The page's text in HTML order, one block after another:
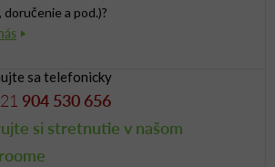
a pod.)?
sa telefonicky
904 530 656
si stretnutie v našom